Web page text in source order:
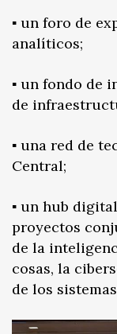
▪️ un foro de
analíticos;
▪️ un fondo de
de
▪️ una red de
Central;
▪️ un hub
proyectos
de la
cosas, la
de los